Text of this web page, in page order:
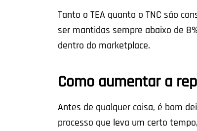
Tanto o TEA quanto o TNC são
ser mantidas sempre abaixo de
dentro do marketplace.
Como aumentar a
Antes de qualquer coisa, é bom
processo que leva um certo